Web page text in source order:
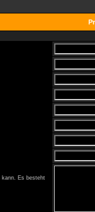
kann. Es besteht